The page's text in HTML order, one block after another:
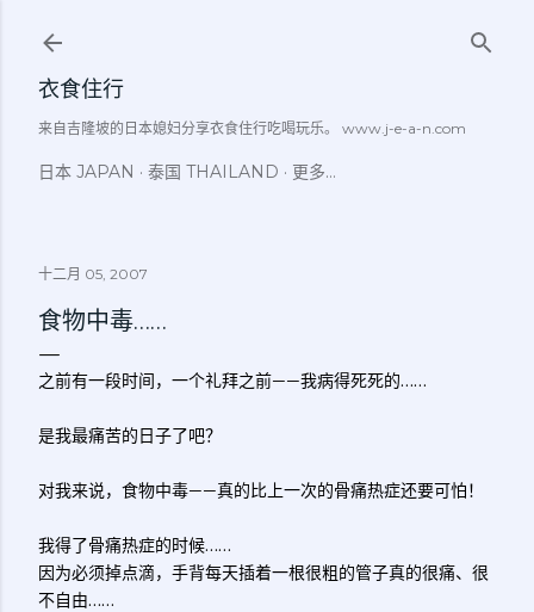
衣食住行
来自吉隆坡的日本媳妇分享衣食住行吃喝玩乐。 www.j-e-a-n.com
日本 JAPAN 泰国 THAILAND 更多…
十二月 05, 2007
食物中毒……
之前有一段时间，一个礼拜之前——我病得死死的……
是我最痛苦的日子了吧？
对我来说，食物中毒——真的比上一次的骨痛热症还要可怕！
我得了骨痛热症的时候……
因为必须掉点滴，手背每天插着一根很粗的管子真的很痛、很
不自由……